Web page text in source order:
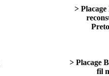
> Placage
> Placage
fil